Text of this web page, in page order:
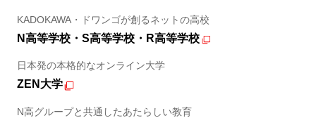
KADOKAWA・ドワンゴが創るネットの高校
N高等学校・S高等学校・R高等学校
日本発の本格的なオンライン大学
ZEN大学
N高グループと共通したあたらしい教育